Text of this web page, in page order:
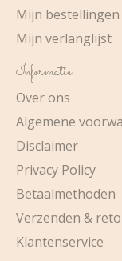
Mijn bestellingen
Mijn verlanglijst
Informatie
Over ons
Algemene
Disclaimer
Privacy Policy
Betaalmethoden
Verzenden &
Klantenservice